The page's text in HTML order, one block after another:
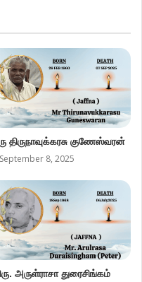
திருநாவுக்கரசு குணேஸ்வரன்
September 8, 2025
அருள்ராசா துரைசிங்கம்